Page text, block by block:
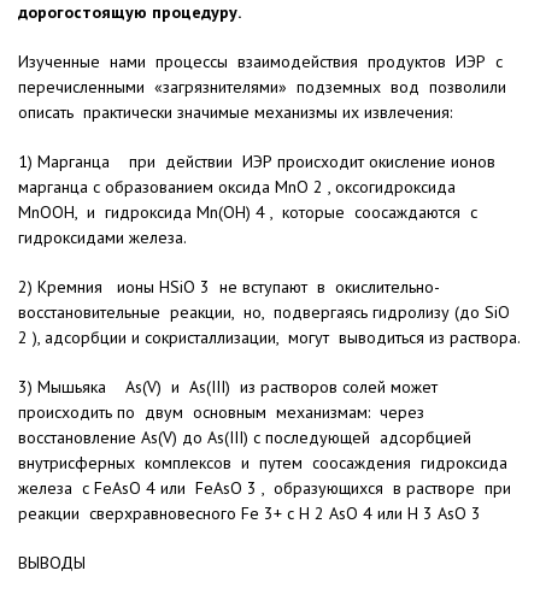
дорогостоящую процедуру.
Изученные нами процессы взаимодействия продуктов ИЭР с
перечисленными «загрязнителями» подземных вод позволили
описать практически значимые механизмы их извлечения:
1) Марганца при действии ИЭР происходит окисление ионов
марганца с образованием оксида MnO 2 , оксогидроксида
MnOOH, и гидроксида Mn(OH) 4 , которые соосаждаются с
гидроксидами железа.
2) Кремния ионы НSiO 3 не вступают в окислительно-
восстановительные реакции, но, подвергаясь гидролизу (до SiO
2 ), адсорбции и сокристаллизации, могут выводиться из раствора.
3) Мышьяка As(V) и As(III) из растворов солей может
происходить по двум основным механизмам: через
восстановление As(V) до As(III) c последующей адсорбцией
внутрисферных комплексов и путем соосаждения гидроксида
железа с FeAsO 4 или FeAsO 3 , образующихся в растворе при
реакции сверхравновесного Fe 3+ c H 2 AsO 4 или Н 3 AsO 3
ВЫВОДЫ